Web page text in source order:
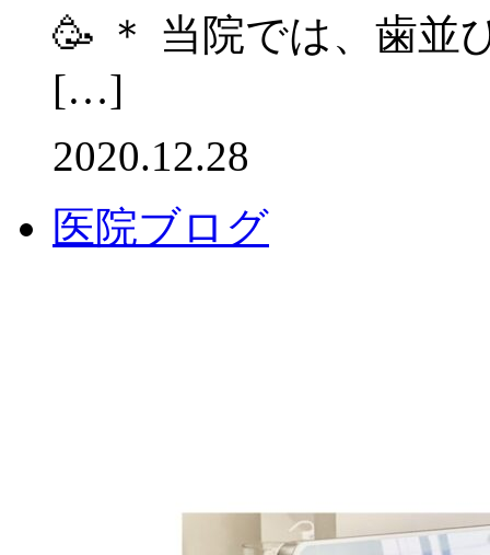
🥳 ＊ 当院では、歯並
[…]
2020.12.28
医院ブログ